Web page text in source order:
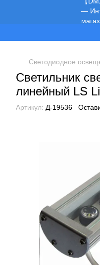
Светодиодное
Светильник
линейный LS
Артикул: Д-19536